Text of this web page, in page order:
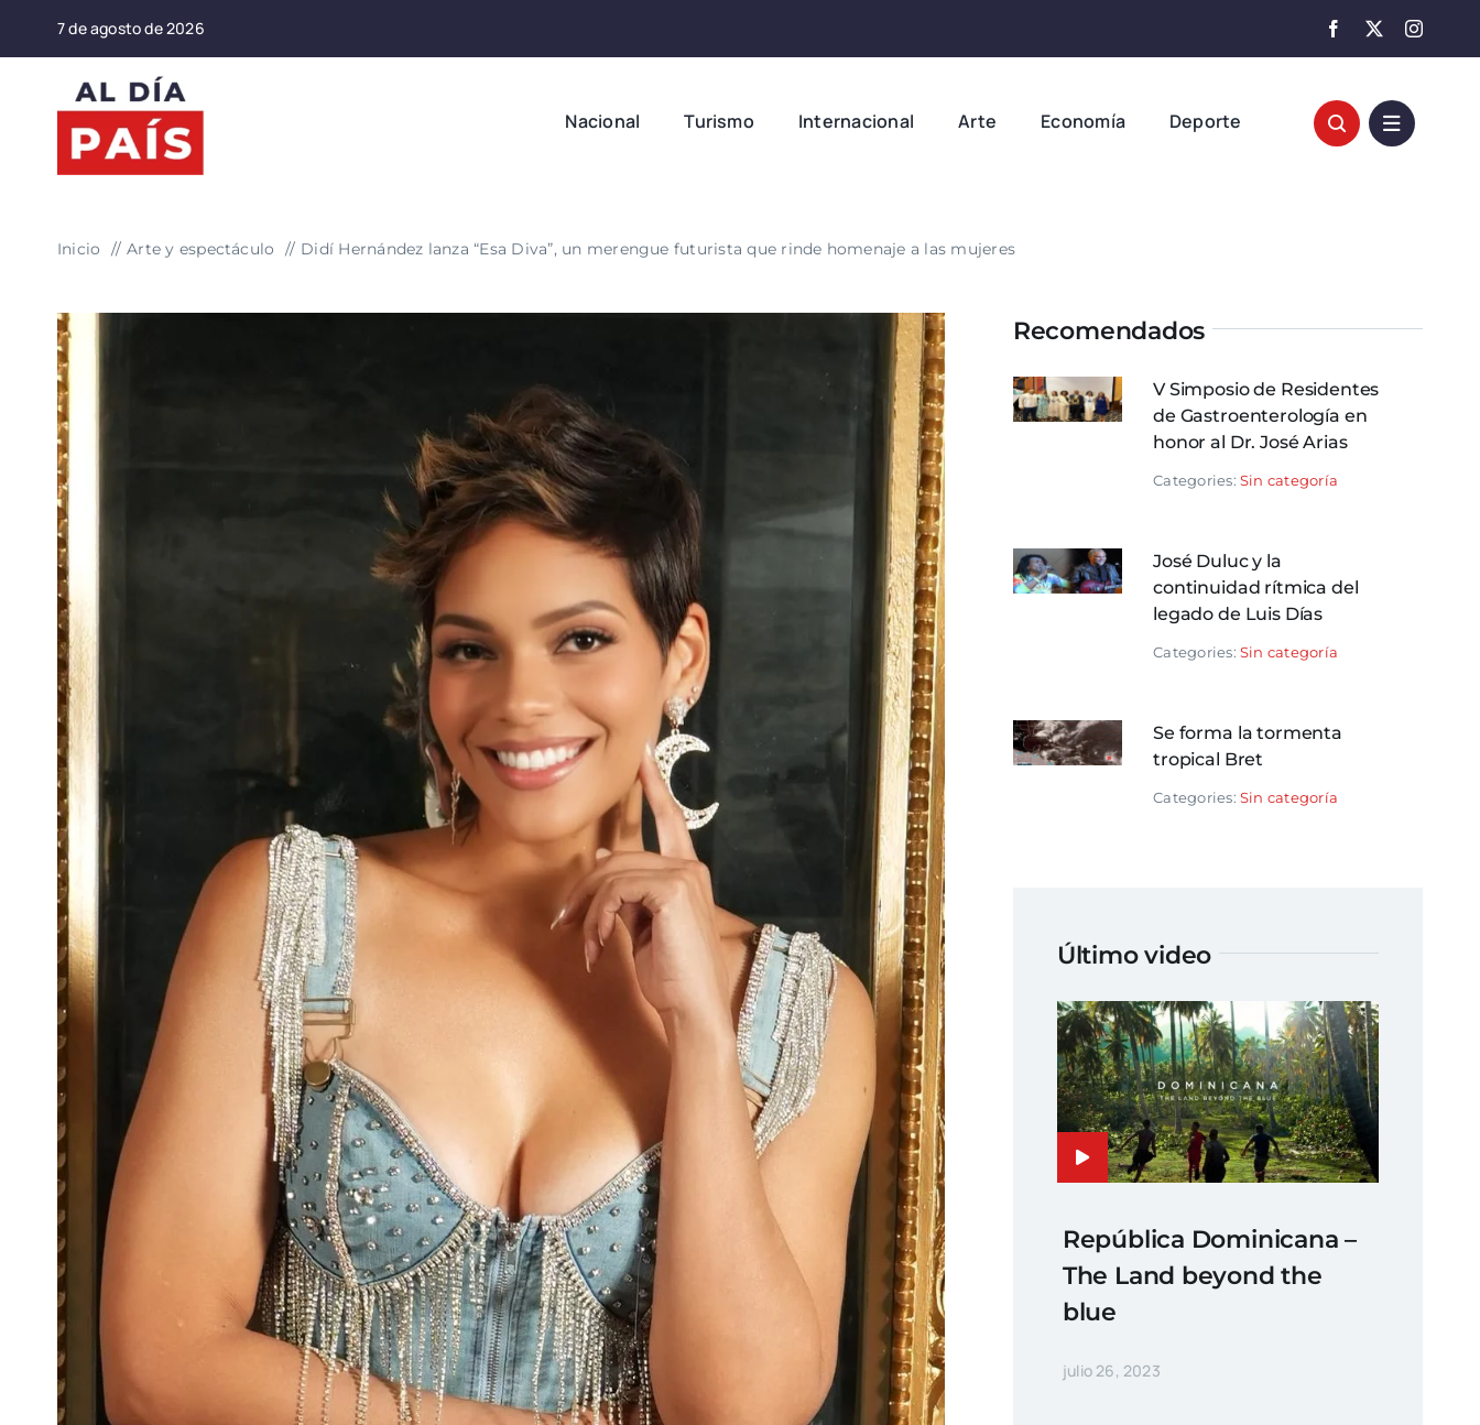
7 de agosto de 2026
Nacional Turismo Internacional Arte Economía Deporte
Inicio Arte y espectáculo Didí Hernández lanza “Esa Diva”, un merengue futurista que rinde homenaje a las mujeres
Recomendados
V Simposio de Residentes
de Gastroenterología en
honor al Dr. José Arias
Categories: Sin categoría
José Duluc y la
continuidad rítmica del
legado de Luis Días
Categories: Sin categoría
Se forma la tormenta
tropical Bret
Categories: Sin categoría
Último video
República Dominicana –
The Land beyond the
blue
julio 26, 2023